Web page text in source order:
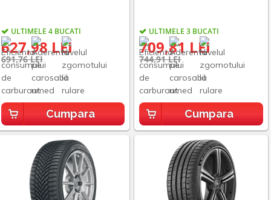
ULTIMELE 4 BUCATI
627,98 LEI
691,76 LEI
Cumpara
ULTIMELE 3 BUCATI
709,81 LEI
744,91 LEI
Cumpara